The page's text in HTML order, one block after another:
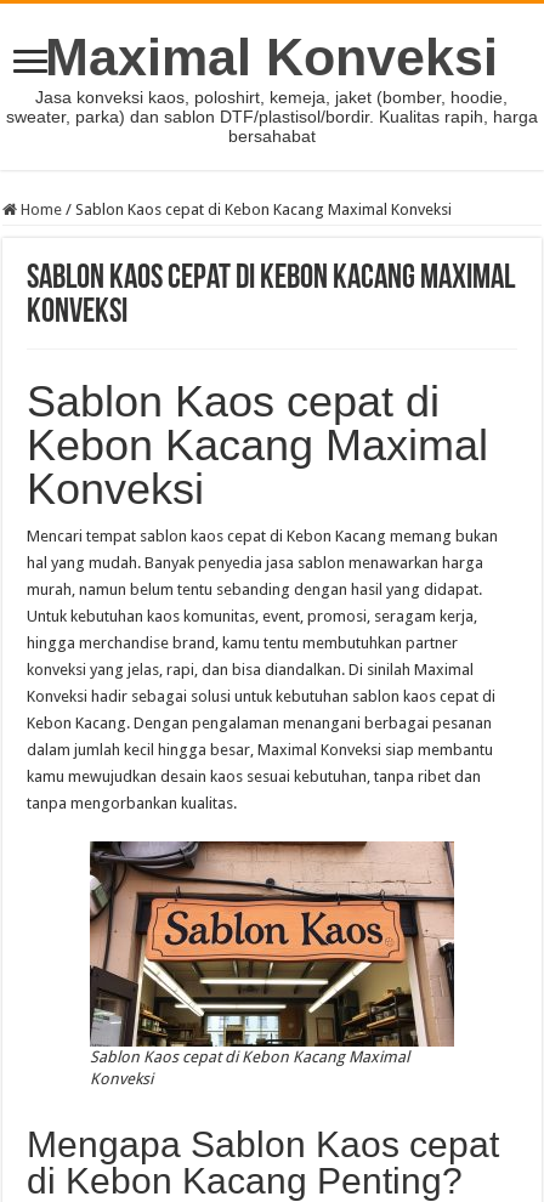
Maximal Konveksi
Jasa konveksi kaos, poloshirt, kemeja, jaket (bomber, hoodie,
sweater, parka) dan sablon DTF/plastisol/bordir. Kualitas rapih, harga
bersahabat
Home / Sablon Kaos cepat di Kebon Kacang Maximal Konveksi
Sablon Kaos cepat di Kebon Kacang Maximal
Konveksi
Sablon Kaos cepat di
Kebon Kacang Maximal
Konveksi
Mencari tempat sablon kaos cepat di Kebon Kacang memang bukan
hal yang mudah. Banyak penyedia jasa sablon menawarkan harga
murah, namun belum tentu sebanding dengan hasil yang didapat.
Untuk kebutuhan kaos komunitas, event, promosi, seragam kerja,
hingga merchandise brand, kamu tentu membutuhkan partner
konveksi yang jelas, rapi, dan bisa diandalkan. Di sinilah Maximal
Konveksi hadir sebagai solusi untuk kebutuhan sablon kaos cepat di
Kebon Kacang. Dengan pengalaman menangani berbagai pesanan
dalam jumlah kecil hingga besar, Maximal Konveksi siap membantu
kamu mewujudkan desain kaos sesuai kebutuhan, tanpa ribet dan
tanpa mengorbankan kualitas.
Sablon Kaos cepat di Kebon Kacang Maximal
Konveksi
Mengapa Sablon Kaos cepat
di Kebon Kacang Penting?